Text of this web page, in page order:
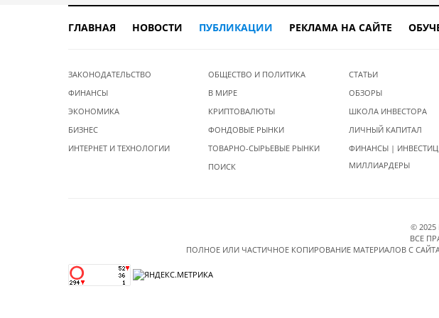
ГЛАВНАЯ НОВОСТИ ПУБЛИКАЦИИ РЕКЛАМА НА САЙТЕ
ЗАКОНОДАТЕЛЬСТВО
ФИНАНСЫ
ЭКОНОМИКА
БИЗНЕС
ИНТЕРНЕТ И ТЕХНОЛОГИИ
ОБЩЕСТВО И ПОЛИТИКА
В МИРЕ
КРИПТОВАЛЮТЫ
ФОНДОВЫЕ РЫНКИ
ТОВАРНО-СЫРЬЕВЫЕ РЫНКИ
ПОИСК
СТАТЬИ
ОБЗОРЫ
ШКОЛА ИНВЕСТОРА
ЛИЧНЫЙ КАПИТАЛ
ФИНАНСЫ |
МИЛЛИАРДЕРЫ
©
ВСЕ
ПОЛНОЕ ИЛИ ЧАСТИЧНОЕ КОПИРОВАНИЕ МАТЕРИАЛОВ C